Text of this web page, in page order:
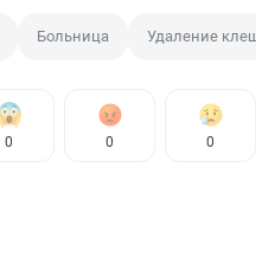
Больница Удаление клеща
0 0 0